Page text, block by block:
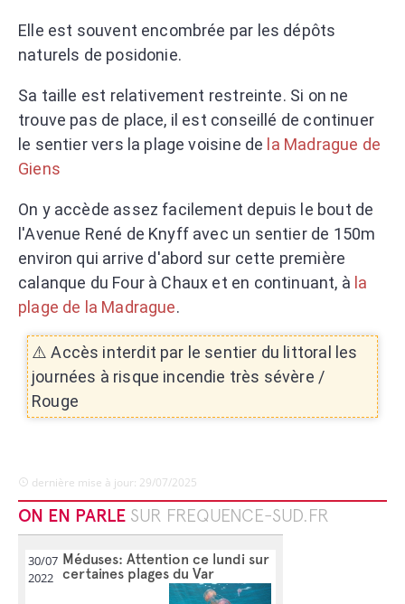
Elle est souvent encombrée par les dépôts
naturels de posidonie.
Sa taille est relativement restreinte. Si on ne
trouve pas de place, il est conseillé de continuer
le sentier vers la plage voisine de la Madrague de
Giens
On y accède assez facilement depuis le bout de
l'Avenue René de Knyff avec un sentier de 150m
environ qui arrive d'abord sur cette première
calanque du Four à Chaux et en continuant, à la
plage de la Madrague.
⚠️ Accès interdit par le sentier du littoral les
journées à risque incendie très sévère /
Rouge
dernière mise à jour: 29/07/2025
ON EN PARLE SUR FREQUENCE-SUD.FR
30/07
2022
Méduses: Attention ce lundi sur
certaines plages du Var